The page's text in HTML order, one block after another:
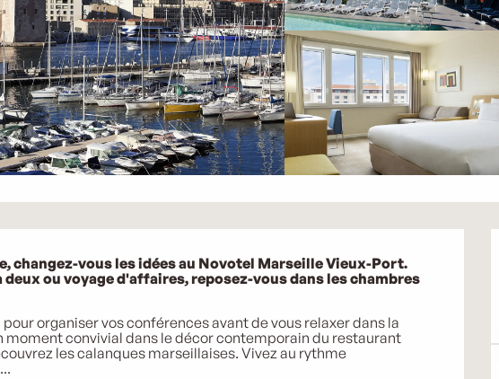
changez-vous les idées au Novotel Marseille Vieux-Port.
deux ou voyage d'affaires, reposez-vous dans les chambres
organiser vos conférences avant de vous relaxer dans la
moment convivial dans le décor contemporain du restaurant
les calanques marseillaises. Vivez au rythme